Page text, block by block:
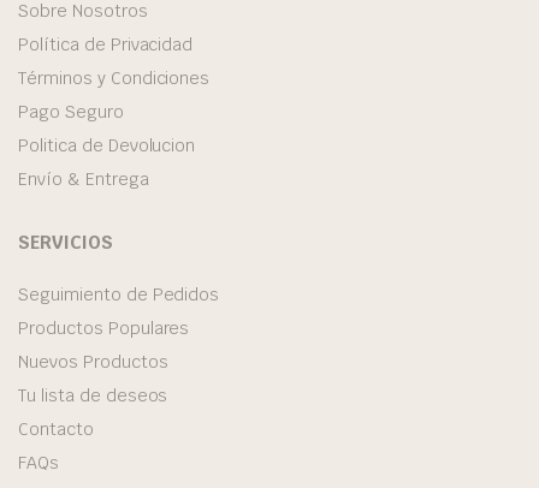
Sobre Nosotros
Política de Privacidad
Términos y Condiciones
Pago Seguro
Politica de Devolucion
Envío & Entrega
SERVICIOS
Seguimiento de Pedidos
Productos Populares
Nuevos Productos
Tu lista de deseos
Contacto
FAQs